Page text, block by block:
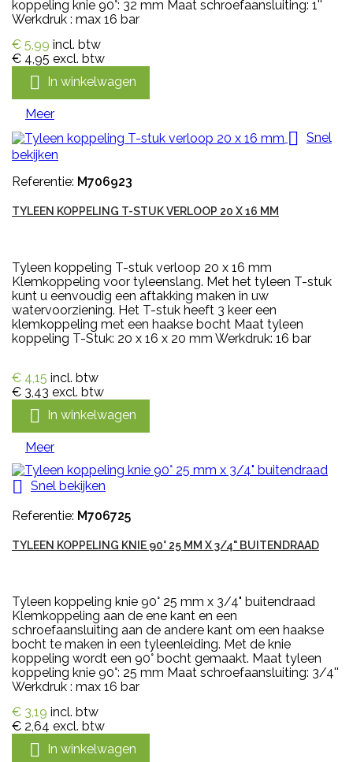
koppeling knie 90°: 32 mm Maat schroefaansluiting: 1''
Werkdruk : max 16 bar
€ 5,99 incl. btw
€ 4,95 excl. btw
 In winkelwagen
Meer

Snel
bekijken
Referentie: M706923
TYLEEN KOPPELING T-STUK VERLOOP 20 X 16 MM
Tyleen koppeling T-stuk verloop 20 x 16 mm
Klemkoppeling voor tyleenslang. Met het tyleen T-stuk
kunt u eenvoudig een aftakking maken in uw
watervoorziening. Het T-stuk heeft 3 keer een
klemkoppeling met een haakse bocht Maat tyleen
koppeling T-Stuk: 20 x 16 x 20 mm Werkdruk: 16 bar
€ 4,15 incl. btw
€ 3,43 excl. btw
 In winkelwagen
Meer
 Snel bekijken
Referentie: M706725
TYLEEN KOPPELING KNIE 90° 25 MM X 3/4" BUITENDRAAD
Tyleen koppeling knie 90° 25 mm x 3/4" buitendraad
Klemkoppeling aan de ene kant en een
schroefaansluiting aan de andere kant om een haakse
bocht te maken in een tyleenleiding. Met de knie
koppeling wordt een 90° bocht gemaakt. Maat tyleen
koppeling knie 90°: 25 mm Maat schroefaansluiting: 3/4''
Werkdruk : max 16 bar
€ 3,19 incl. btw
€ 2,64 excl. btw
 In winkelwagen